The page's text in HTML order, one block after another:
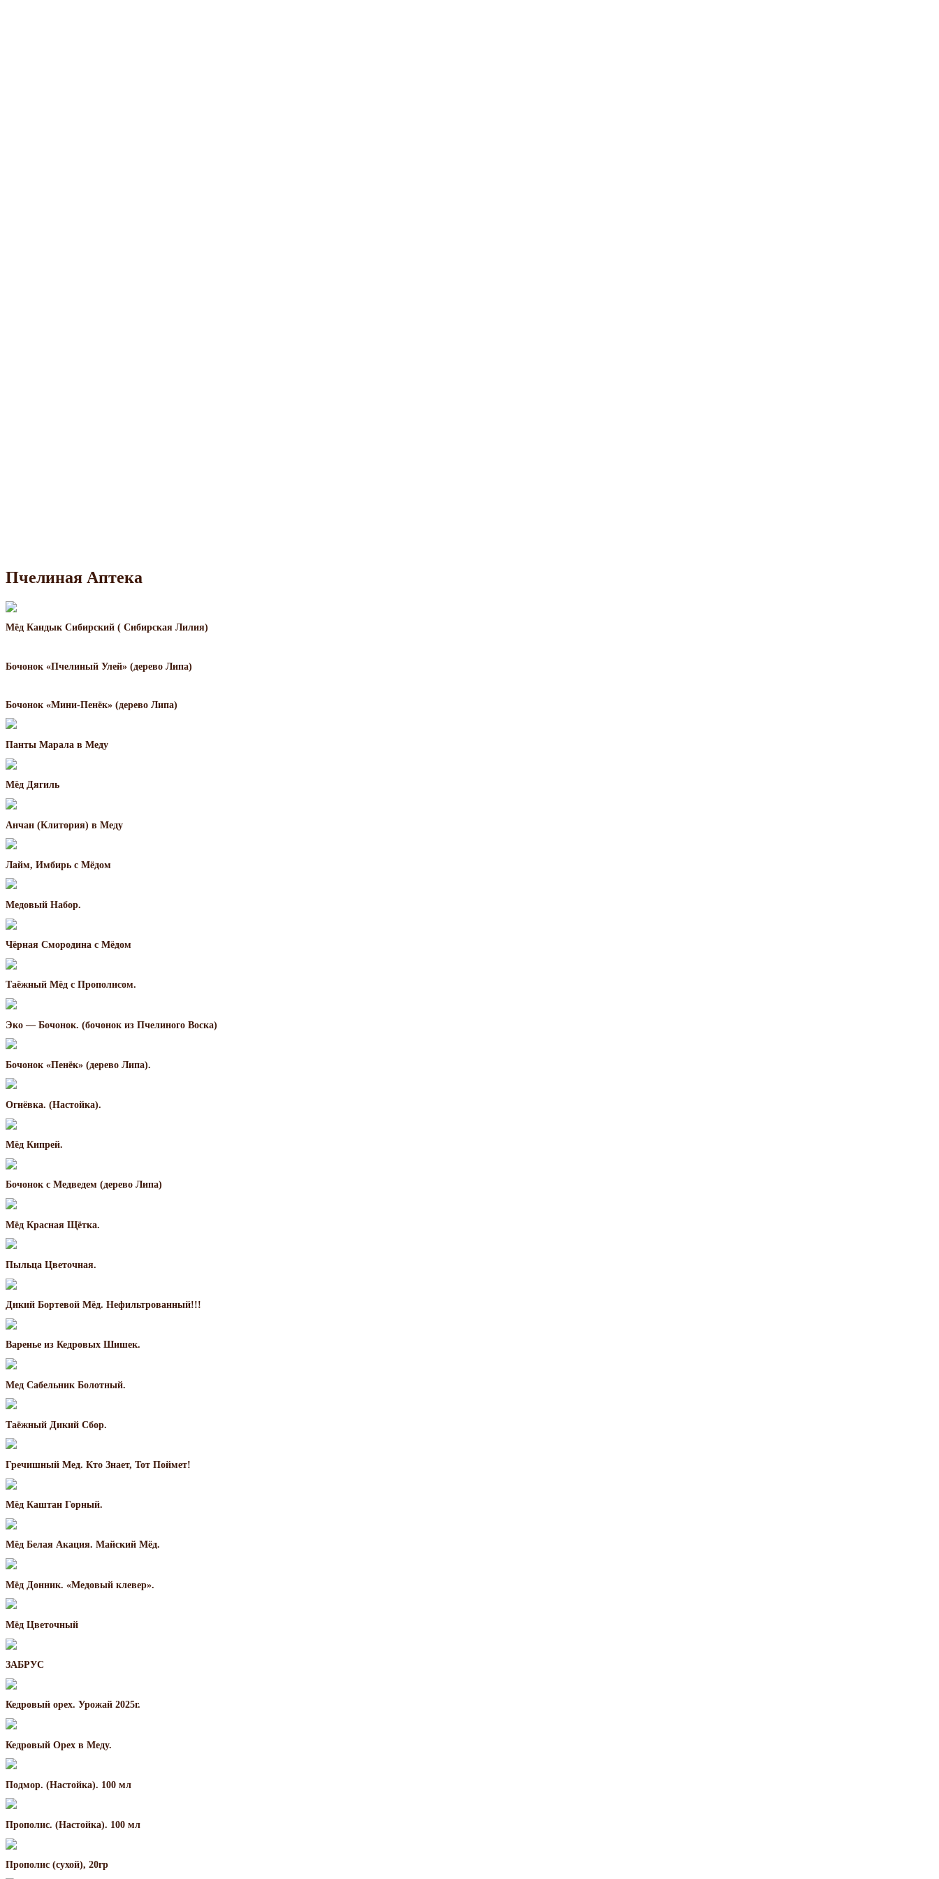
Пчелиная Аптека
Мёд Кандык Сибирский ( Сибирская Лилия)
Бочонок «Пчелиный Улей» (дерево Липа)
Бочонок «Мини-Пенёк» (дерево Липа)
Панты Марала в Меду
Мёд Дягиль
Анчан (Клитория) в Меду
Лайм, Имбирь с Мёдом
Медовый Набор.
Чёрная Смородина с Мёдом
Таёжный Мёд с Прополисом.
Эко — Бочонок. (бочонок из Пчелиного Воска)
Бочонок «Пенёк» (дерево Липа).
Огнёвка. (Настойка).
Мёд Кипрей.
Бочонок с Медведем (дерево Липа)
Мёд Красная Щётка.
Пыльца Цветочная.
Дикий Бортевой Мёд. Нефильтрованный!!!
Варенье из Кедровых Шишек.
Мед Сабельник Болотный.
Таёжный Дикий Сбор.
Гречишный Мед. Кто Знает, Тот Поймет!
Мёд Каштан Горный.
Мёд Белая Акация. Майский Мёд.
Мёд Донник. «Медовый клевер».
Мёд Цветочный
ЗАБРУС
Кедровый орех. Урожай 2025г.
Кедровый Орех в Меду.
Подмор. (Настойка). 100 мл
Прополис. (Настойка). 100 мл
Прополис (сухой), 20гр